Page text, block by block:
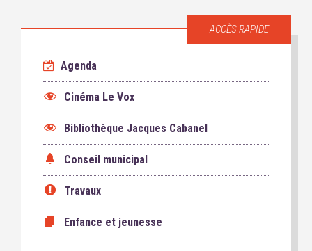
ACCÈS RAPIDE
Agenda
Cinéma Le Vox
Bibliothèque Jacques Cabanel
Conseil municipal
Travaux
Enfance et jeunesse